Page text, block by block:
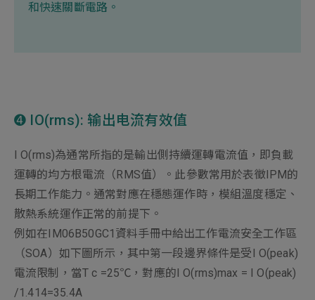
和快速關斷電路。
➍ IO(rms): 输出电流有效值
I O(rms)為通常所指的是輸出側持續運轉電流值，即負載
運轉的均方根電流（RMS值）。此參數常用於表徵IPM的
長期工作能力。通常對應在穩態運作時，模組溫度穩定、
散熱系統運作正常的前提下。
例如在IM06B50GC1資料手冊中給出工作電流安全工作區
（SOA）如下圖所示，其中第一段邊界條件是受I O(peak)
電流限制，當T c =25℃，對應的I O(rms)max = I O(peak)
/1.414=35.4A